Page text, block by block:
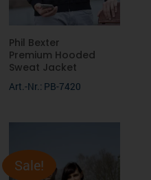
Phil Bexter
Premium Hooded
Sweat Jacket
Art.-Nr.: PB-7420
Sale!